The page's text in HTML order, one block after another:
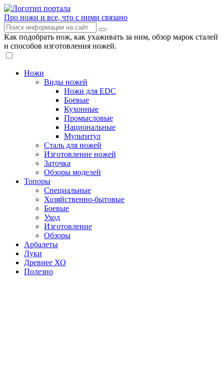
Про ножи и все, что с ними связано
Как подобрать нож, как ухаживать за ним, обзор марок сталей
и способов изготовления ножей.
Ножи
Виды ножей
Ножи для EDC
Боевые
Кухонные
Промысловые
Национальные
Мультитул
Сталь для ножей
Изготовление ножей
Заточка
Обзоры моделей
Топоры
Специальные
Хозяйственно-бытовые
Боевые
Уход
Изготовление
Обзоры
Арбалеты
Луки
Древнее ХО
Полезно